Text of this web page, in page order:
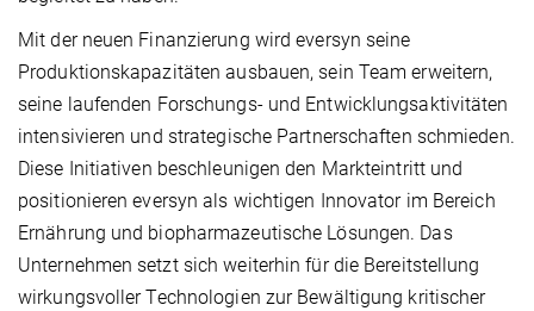
Mit der neuen Finanzierung wird eversyn seine
Produktionskapazitäten ausbauen, sein Team erweitern,
seine laufenden Forschungs- und Entwicklungsaktivitäten
intensivieren und strategische Partnerschaften schmieden.
Diese Initiativen beschleunigen den Markteintritt und
positionieren eversyn als wichtigen Innovator im Bereich
Ernährung und biopharmazeutische Lösungen. Das
Unternehmen setzt sich weiterhin für die Bereitstellung
wirkungsvoller Technologien zur Bewältigung kritischer